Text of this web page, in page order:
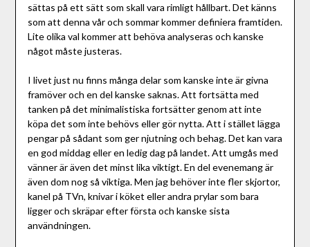
sättas på ett sätt som skall vara rimligt hållbart. Det känns
som att denna vår och sommar kommer definiera framtiden.
Lite olika val kommer att behöva analyseras och kanske
något måste justeras.
I livet just nu finns många delar som kanske inte är givna
framöver och en del kanske saknas. Att fortsätta med
tanken på det minimalistiska fortsätter genom att inte
köpa det som inte behövs eller gör nytta. Att i stället lägga
pengar på sådant som ger njutning och behag. Det kan vara
en god middag eller en ledig dag på landet. Att umgås med
vänner är även det minst lika viktigt. En del evenemang är
även dom nog så viktiga. Men jag behöver inte fler skjortor,
kanel på TVn, knivar i köket eller andra prylar som bara
ligger och skräpar efter första och kanske sista
användningen.